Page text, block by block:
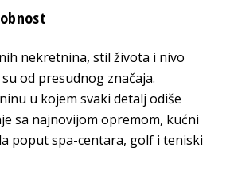
nekretnina, stil života i nivo
od presudnog značaja.
u kojem svaki detalj odiše
sa najnovijom opremom, kućni
poput spa-centara, golf i teniski